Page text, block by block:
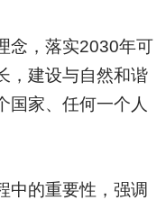
念，落实2030年可
，建设与自然和谐
国家、任何一个人
中的重要性，强调